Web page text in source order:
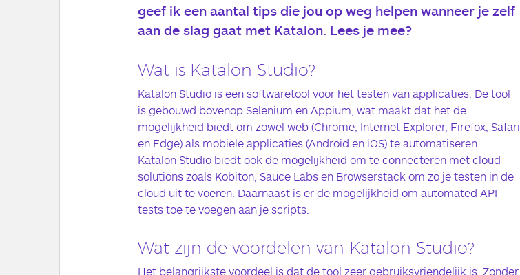
geef ik een aantal tips die jou op weg helpen wanneer je zelf
aan de slag gaat met Katalon. Lees je mee?
Wat is Katalon Studio?
Katalon Studio is een softwaretool voor het testen van applicaties. De tool
is gebouwd bovenop Selenium en Appium, wat maakt dat het de
mogelijkheid biedt om zowel web (Chrome, Internet Explorer, Firefox, Safari
en Edge) als mobiele applicaties (Android en iOS) te automatiseren.
Katalon Studio biedt ook de mogelijkheid om te connecteren met cloud
solutions zoals Kobiton, Sauce Labs en Browserstack om zo je testen in de
cloud uit te voeren. Daarnaast is er de mogelijkheid om automated API
tests toe te voegen aan je scripts.
Wat zijn de voordelen van Katalon Studio?
Het belangrijkste voordeel is dat de tool zeer gebruiksvriendelijk is. Zonder